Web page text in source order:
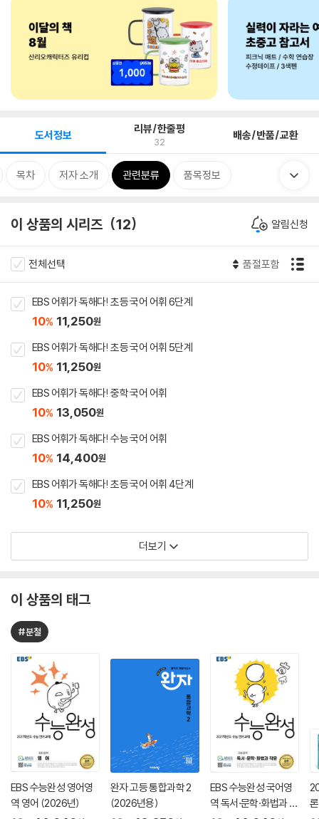
도서정보 리뷰/한줄평
32 배송/반품/교환
목차 저자 소개 관련분류 품목정보
이 상품의 시리즈 12 알림신청
전체선택 품절포함
EBS 어휘가 독해다! 초등 국어 어휘 6단계
10% 11,250원
EBS 어휘가 독해다! 초등 국어 어휘 5단계
10% 11,250원
EBS 어휘가 독해다! 중학 국어 어휘
10% 13,050원
EBS 어휘가 독해다! 수능 국어 어휘
10% 14,400원
EBS 어휘가 독해다! 초등 국어 어휘 4단계
10% 11,250원
더보기
이 상품의 태그
#분철
EBS 수능완성 영어영
역 영어 (2026년)
완자 고등 통합과학 2
(2026년용)
EBS 수능완성 국어영
역 독서·문학·화법과 작